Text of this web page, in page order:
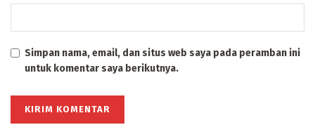
Simpan nama, email, dan situs web saya pada peramban ini
untuk komentar saya berikutnya.